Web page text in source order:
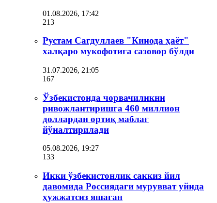
01.08.2026, 17:42
213
Рустам Сагдуллаев "Кинода ҳаёт"
халқаро мукофотига сазовор бўлди
31.07.2026, 21:05
167
Ўзбекистонда чорвачиликни
ривожлантиришга 460 миллион
доллардан ортиқ маблағ
йўналтирилади
05.08.2026, 19:27
133
Икки ўзбекистонлик саккиз йил
давомида Россиядаги мурувват уйида
ҳужжатсиз яшаган